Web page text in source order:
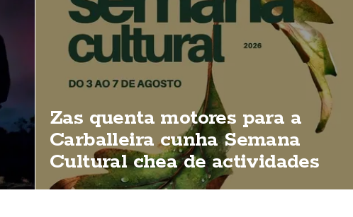
Zas quenta motores para a
Carballeira cunha Semana
Cultural chea de actividades